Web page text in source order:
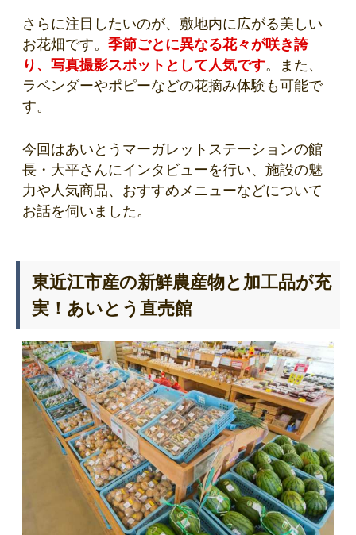
さらに注目したいのが、敷地内に広がる美しい
お花畑です。 季節ごとに異なる花々が咲き誇
り、写真撮影スポットとして人気です。また、
ラベンダーやポピーなどの花摘み体験も可能で
す。
今回はあいとうマーガレットステーションの館
長・大平さんにインタビューを行い、施設の魅
力や人気商品、おすすめメニューなどについて
お話を伺いました。
東近江市産の新鮮農産物と加工品が充
実！あいとう直売館